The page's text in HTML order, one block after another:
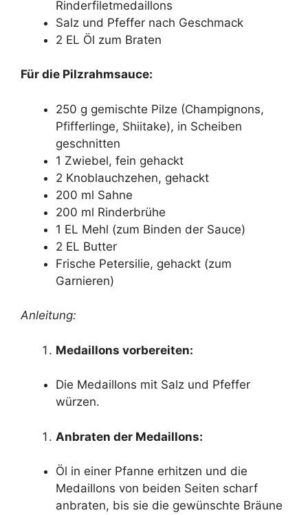
Rinderfiletmedaillons
Salz und Pfeffer nach Geschmack
2 EL Öl zum Braten
Für die Pilzrahmsauce:
250 g gemischte Pilze (Champignons,
Pfifferlinge, Shiitake), in Scheiben
geschnitten
1 Zwiebel, fein gehackt
2 Knoblauchzehen, gehackt
200 ml Sahne
200 ml Rinderbrühe
1 EL Mehl (zum Binden der Sauce)
2 EL Butter
Frische Petersilie, gehackt (zum
Garnieren)
Anleitung:
Medaillons vorbereiten:
Die Medaillons mit Salz und Pfeffer
würzen.
Anbraten der Medaillons:
Öl in einer Pfanne erhitzen und die
Medaillons von beiden Seiten scharf
anbraten, bis sie die gewünschte Bräune